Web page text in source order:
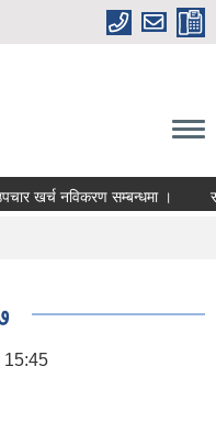
नविकरण सम्बन्धमा ।
15:45